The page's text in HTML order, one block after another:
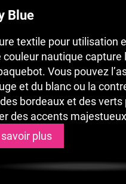
Blue
textile pour utilisation
couleur nautique capture
Vous pouvez
et du blanc ou la
bordeaux et des
des accents
savoir plus